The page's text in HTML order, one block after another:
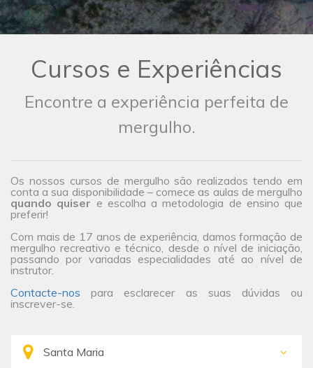
Cursos e Experiências
Encontre a experiência perfeita de
mergulho.
Os nossos cursos de mergulho são realizados tendo em
conta a sua disponibilidade – comece as aulas de mergulho
quando quiser e escolha a metodologia de ensino que
preferir!
Com mais de 17 anos de experiência, damos formação de
mergulho recreativo e técnico, desde o nível de iniciação,
passando por variadas especialidades até ao nível de
instrutor.
Contacte-nos para esclarecer as suas dúvidas ou
inscrever-se.